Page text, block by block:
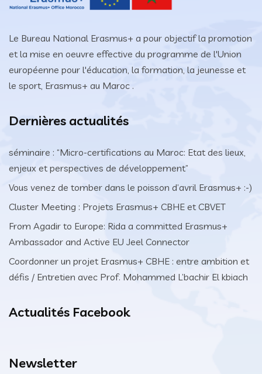
Le Bureau National Erasmus+ a pour objectif la promotion
et la mise en oeuvre effective du programme de l'Union
européenne pour l'éducation, la formation, la jeunesse et
le sport, Erasmus+ au Maroc .
Dernières actualités
séminaire : “Micro-certifications au Maroc: Etat des lieux,
enjeux et perspectives de développement”
Vous venez de tomber dans le poisson d’avril Erasmus+ :-)
Cluster Meeting : Projets Erasmus+ CBHE et CBVET
From Agadir to Europe: Rida a committed Erasmus+
Ambassador and Active EU Jeel Connector
Coordonner un projet Erasmus+ CBHE : entre ambition et
défis / Entretien avec Prof. Mohammed L’bachir El kbiach
Actualités Facebook
Newsletter